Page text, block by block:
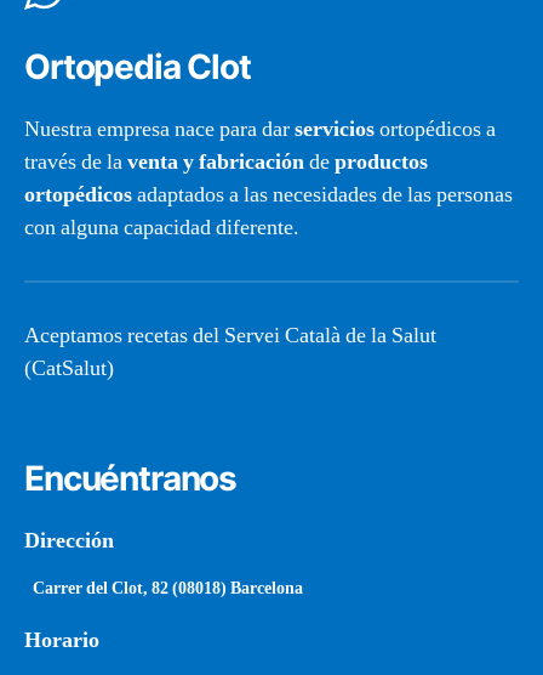
Ortopedia Clot
Nuestra empresa nace para darserviciosortopédicos a
través de laventa y fabricacióndeproductos
ortopédicosadaptados a las necesidades de las personas
con alguna capacidad diferente.
Aceptamos recetas del Servei Català de la Salut
(CatSalut)
Encuéntranos
Dirección
Carrer del Clot, 82 (08018) Barcelona
Horario